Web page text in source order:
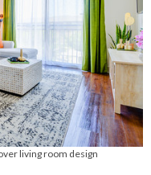
living room design